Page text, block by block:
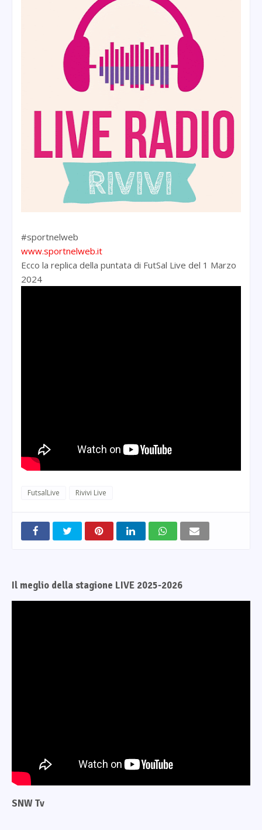
#sportnelweb
www.sportnelweb.it
Ecco la replica della puntata di FutSal Live del 1 Marzo
2024
FutsalLive Rivivi Live
Il meglio della stagione LIVE 2025-2026
SNW Tv